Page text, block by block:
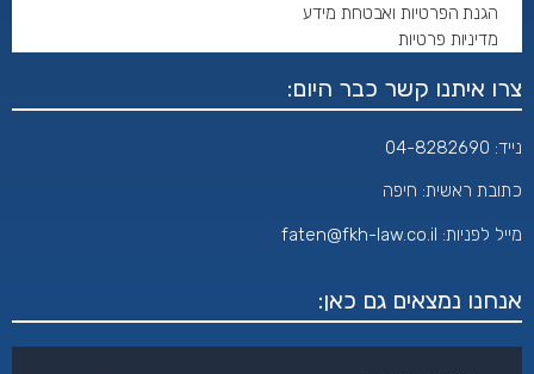
הגנת הפרטיות ואבטחת מידע
מדיניות פרטיות
צרו איתנו קשר כבר היום:
נייד: 04-8282690
כתובת ראשית: חיפה
מייל לפניות: faten@fkh-law.co.il
אנחנו נמצאים גם כאן: